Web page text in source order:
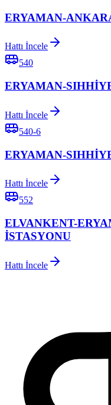
ERYAMAN-
Hattı İncele
540
ERYAMAN-
Hattı İncele
540-6
ERYAMAN-
Hattı İncele
552
ELVANKENT-
İSTASYONU
Hattı İncele